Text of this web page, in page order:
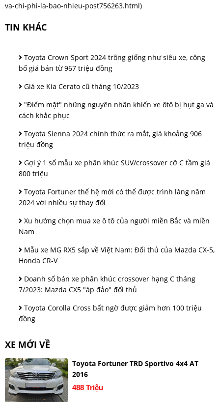
va-chi-phi-la-bao-nhieu-post756263.html)
TIN KHÁC
Toyota Crown Sport 2024 trông giống như siêu xe, công
bố giá bán từ 967 triệu đồng
Giá xe Kia Cerato cũ tháng 10/2023
"Điểm mặt" những nguyên nhân khiến xe ôtô bị hụt ga và
cách khắc phục
Toyota Sienna 2024 chính thức ra mắt, giá khoảng 906
triệu đồng
Gợi ý 1 số mẫu xe phân khúc SUV/crossover cỡ C tầm giá
800 triệu
Toyota Fortuner thế hệ mới có thể được trình làng năm
2024 với nhiều sự thay đổi
Xu hướng chọn mua xe ô tô của người miền Bắc và miền
Nam
Mẫu xe MG RX5 sắp về Việt Nam: Đối thủ của Mazda CX-5,
Honda CR-V
Doanh số bán xe phân khúc crossover hạng C tháng
7/2023: Mazda CX5 "áp đảo" đối thủ
Toyota Corolla Cross bất ngờ được giảm hơn 100 triệu
đồng
XE MỚI VỀ
Toyota Fortuner TRD Sportivo 4x4 AT
2016
488 Triệu